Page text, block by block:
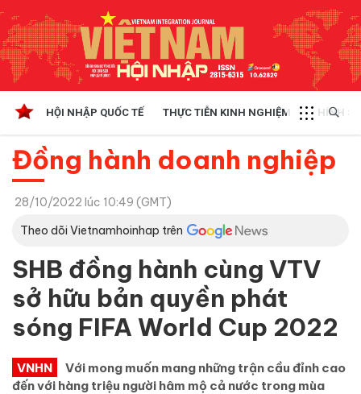
HỘI NHẬP QUỐC TẾ THỰC TIỄN KINH NGHIỆM CHÍNH
Đồng hành doanh nghiệp
28/10/2022 lúc 10:49 (GMT)
Theo dõi Vietnamhoinhap trên
SHB đồng hành cùng VTV
sở hữu bản quyền phát
sóng FIFA World Cup 2022
VNHN
Với mong muốn mang những trận cầu đỉnh cao
đến với hàng triệu người hâm mộ cả nước trong mùa